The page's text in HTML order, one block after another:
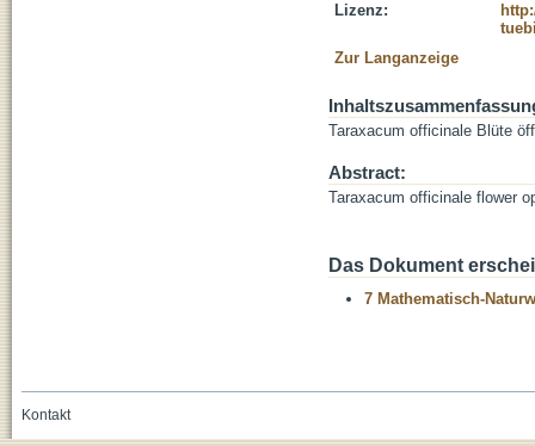
Lizenz:
Zur Langanzeige
Taraxacum officinale Blüte
Abstract:
Taraxacum officinale flower
Das Dokument
7 Mathematisch-
Kontakt